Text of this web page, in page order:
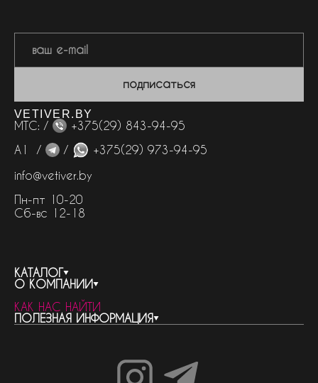
подписаться
VETIVER.BY
МТС: /
+375(29) 843-94-95
А1 /
/
+375(29) 973-94-95
info@vetiver.by
Пн-пт 10-20
Сб-вс 12-18
КАТАЛОГ
весь каталог
бренды
женская парфюмерия
мужская парфюмерия
унисекс парфюмерия
О КОМПАНИИ
контакты
о компании
доставка и оплата
КАК НАС НАЙТИ
ПОЛЕЗНАЯ ИНФОРМАЦИЯ
как совершить покупку